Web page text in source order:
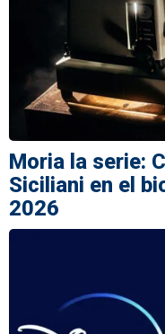
Moria la serie:
Siciliani en el
2026